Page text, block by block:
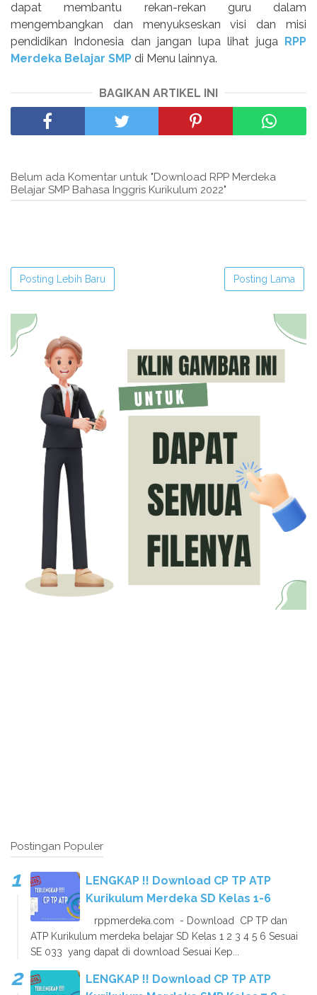
dapat membantu rekan-rekan guru dalam
mengembangkan dan menyukseskan visi dan misi
pendidikan Indonesia dan jangan lupa lihat juga
RPP
Merdeka Belajar SMP di Menu lainnya.
BAGIKAN ARTIKEL INI
Belum ada Komentar untuk "Download RPP Merdeka
Belajar SMP Bahasa Inggris Kurikulum 2022"
Posting Lebih Baru Posting Lama
Postingan Populer
LENGKAP !! Download CP TP ATP
Kurikulum Merdeka SD Kelas 1-6
rppmerdeka.com - Download CP TP dan
ATP Kurikulum merdeka belajar SD Kelas 1 2 3 4 5 6 Sesuai
SE 033 yang dapat di download Sesuai Kep...
LENGKAP !! Download CP TP ATP